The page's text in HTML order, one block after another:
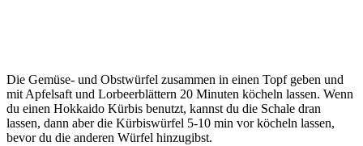
Die Gemüse- und Obstwürfel zusammen in einen Topf geben und
mit Apfelsaft und Lorbeerblättern 20 Minuten köcheln lassen. Wenn
du einen Hokkaido Kürbis benutzt, kannst du die Schale dran
lassen, dann aber die Kürbiswürfel 5-10 min vor köcheln lassen,
bevor du die anderen Würfel hinzugibst.